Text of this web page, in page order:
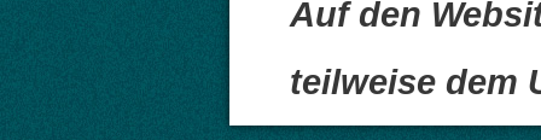
Auf den
teilweise dem